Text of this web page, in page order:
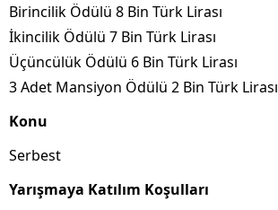
Birincilik Ödülü 8 Bin Türk Lirası
İkincilik Ödülü 7 Bin Türk Lirası
Üçüncülük Ödülü 6 Bin Türk Lirası
3 Adet Mansiyon Ödülü 2 Bin Türk Lirası
Konu
Serbest
Yarışmaya Katılım Koşulları